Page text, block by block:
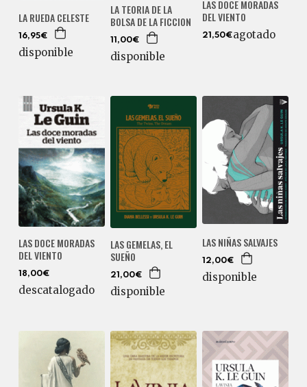
LA RUEDA CELESTE
16,95€
disponible
LA TEORIA DE LA
BOLSA DE LA FICCION
11,00€
disponible
LAS DOCE MORADAS
DEL VIENTO
21,50€agotado
LAS DOCE MORADAS
DEL VIENTO
18,00€
descatalogado
LAS GEMELAS, EL
SUEÑO
21,00€
disponible
LAS NIÑAS SALVAJES
12,00€
disponible